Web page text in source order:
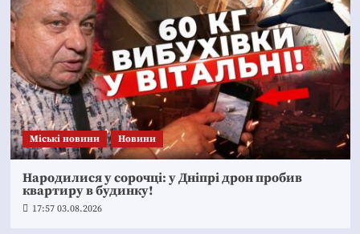
Mіські новини Новини
Народилися у сорочці: у Дніпрі дрон пробив
квартиру в будинку!
17:57 03.08.2026